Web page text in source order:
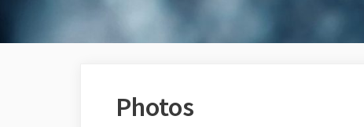
Photos